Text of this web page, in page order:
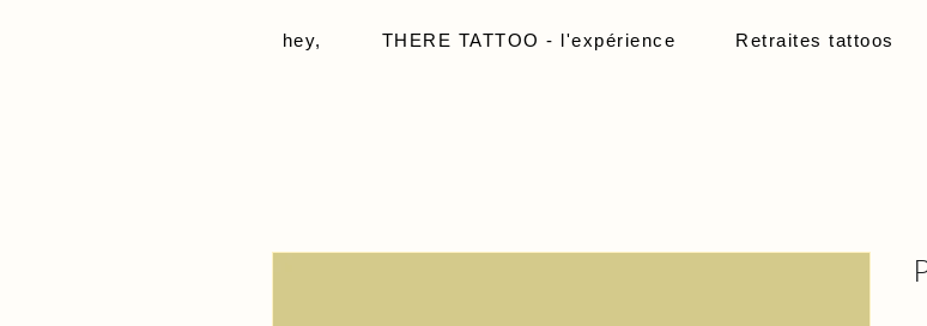
hey, THERE TATTOO - l'expérience Retraites tattoos